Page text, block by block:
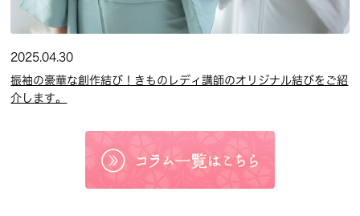
2025.04.30
振袖の豪華な創作結び！きものレディ講師のオリジナル結びをご紹
介します。